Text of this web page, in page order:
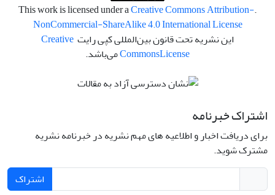
.This work is licensed under a
Creative Commons Attribution-
NonCommercial-ShareAlike 4.0 International License
این نشریه تحت قانون بین‌المللی کپی رایت Creative
CommonsLicense می‌باشد.
اشتراک خبرنامه
برای دریافت اخبار و اطلاعیه های مهم نشریه در خبرنامه نشریه
مشترک شوید.
اشتراک